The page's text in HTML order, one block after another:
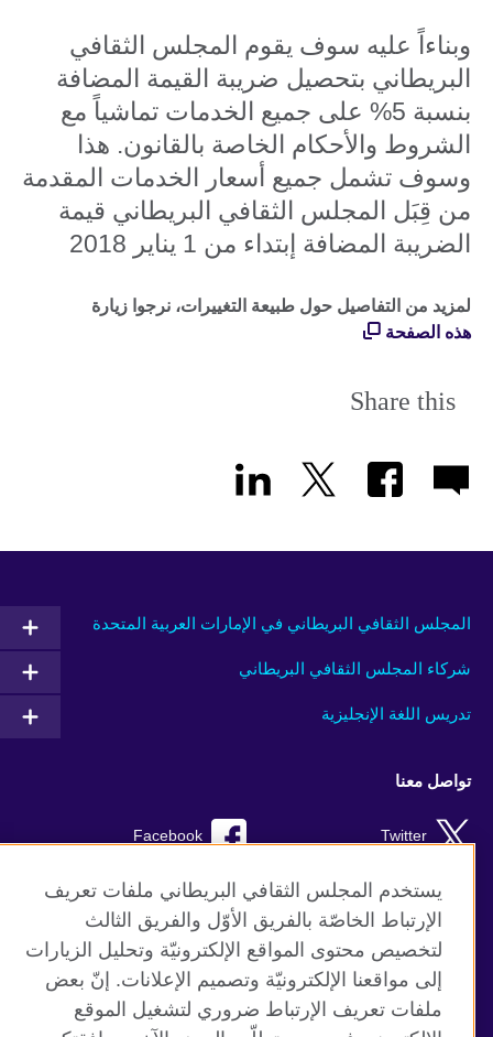
وبناءاً عليه سوف يقوم المجلس الثقافي
البريطاني بتحصيل ضريبة القيمة المضافة
بنسبة 5% على جميع الخدمات تماشياً مع
الشروط والأحكام الخاصة بالقانون. هذا
وسوف تشمل جميع أسعار الخدمات المقدمة
من قِبَل المجلس الثقافي البريطاني قيمة
الضريبة المضافة إبتداء من 1 يناير 2018
لمزيد من التفاصيل حول طبيعة التغييرات، نرجوا زيارة
هذه الصفحة
Share this
المجلس الثقافي البريطاني في الإمارات العربية المتحدة
شركاء المجلس الثقافي البريطاني
تدريس اللغة الإنجليزية
تواصل معنا
Facebook Twitter
Instagram RSS
TikTok
يستخدم المجلس الثقافي البريطاني ملفات تعريف
الإرتباط الخاصّة بالفريق الأوّل والفريق الثالث
لتخصيص محتوى المواقع الإلكترونيّة وتحليل الزيارات
إلى مواقعنا الإلكترونيّة وتصميم الإعلانات. إنّ بعض
ملفات تعريف الإرتباط ضروري لتشغيل الموقع